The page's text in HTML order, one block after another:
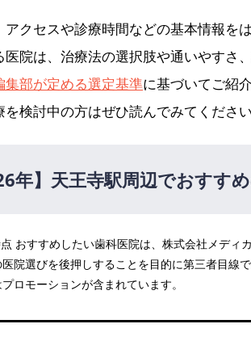
クセスや診療時間などの基本情報を
医院は、治療法の選択肢や通いやすさ
集部が定める選定基準に基づいてご紹
検討中の方はぜひ読んでみてください
年】 天王寺駅周辺でおすす
法人真摯会 クローバー歯科・矯正歯科
療法人岡田会 AKIデンタルクリニック
デンタルオフィス
おすすめしたい歯科医院は、株式会社メディ
院選びを後押しすることを目的に第三者目線で
ロモーションが含まれています。